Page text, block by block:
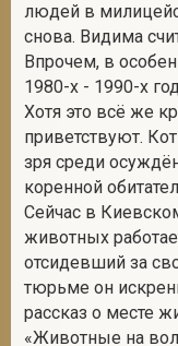
людей в
снова. Видима
Впрочем, в
1980-х - 1990-х
Хотя это всё же
приветствуют.
зря среди
коренной
Сейчас в
животных
отсидевший за
тюрьме он
рассказ о месте
«Животные на